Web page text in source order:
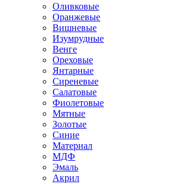
Оливковые
Оранжевые
Вишневые
Изумрудные
Венге
Ореховые
Янтарные
Сиреневые
Салатовые
Фиолетовые
Мятные
Золотые
Синие
Материал
МДФ
Эмаль
Акрил